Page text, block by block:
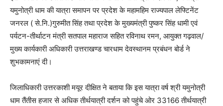
यमुनोत्री धाम की यात्रा समापन पर प्रदेश के महामहिम राज्यपाल लेफ्टिनेंट
जनरल ( से.नि.)गुरुमीत सिंह तथा प्रदेश के मुख्यमंत्री पुष्कर सिंह धामी एवं
पर्यटन-तीर्थाटन मंत्री सतपाल महाराज सहित रविनाथ रमन, आयुक्त गढ़वाल/
मुख्य कार्यकारी अधिकारी उत्तराखण्ड चारधाम देवस्थानम प्रबंधन बोर्ड ने
शुभकामनाएं दी।
जिलाधिकारी उत्तरकाशी मयूर दीक्षित ने बताया कि इस यात्रा वर्ष श्री यमुनोत्री
धाम तैंतीस हजार से अधिक तीर्थयात्री दर्शन को पहुंचे ओर 33166 तीर्थयात्री